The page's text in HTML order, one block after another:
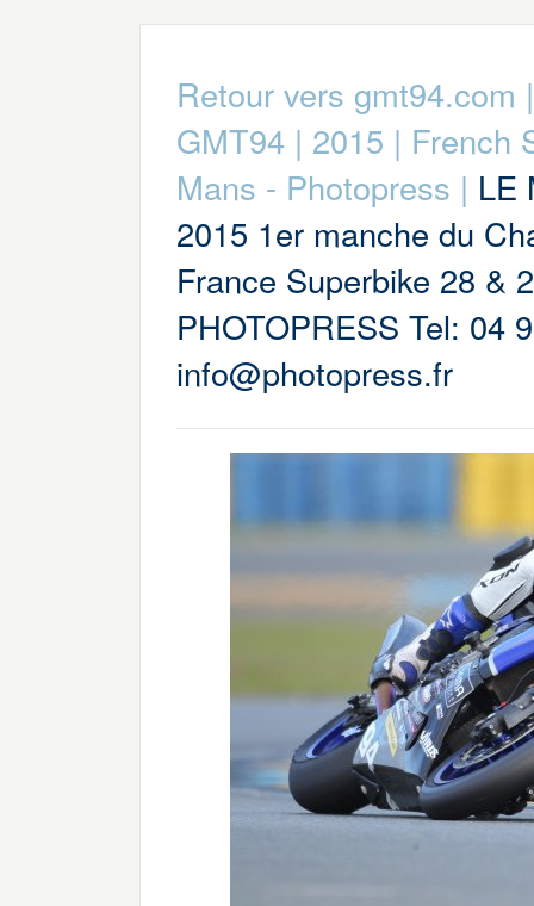
Retour vers gmt94.com
GMT94 | 2015 | French
Mans - Photopress | LE
2015 1er manche du
France Superbike 28 &
PHOTOPRESS Tel: 04
info@photopress.fr